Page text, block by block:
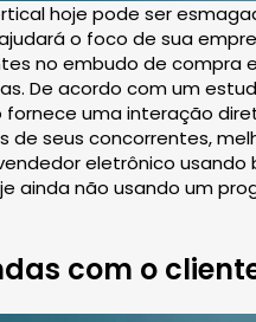
hoje pode ser
o foco de sua
no embudo de
De acordo com um
uma interação
seus concorrentes,
eletrônico
ainda não usando um
com o